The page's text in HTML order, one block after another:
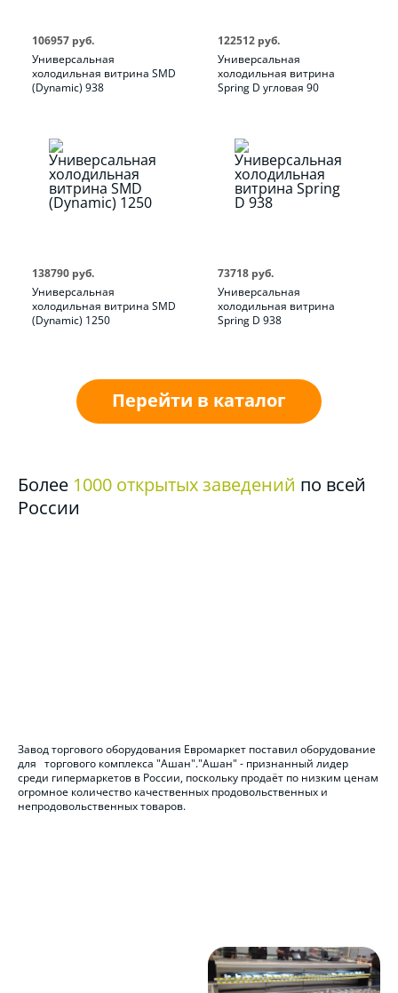
Универсальная
холодильная витрина SMD
(Dynamic) 938
106957 руб.
Универсальная
холодильная витрина
Spring D угловая 90
122512 руб.
Универсальная
холодильная витрина SMD
(Dynamic) 1250
138790 руб.
Универсальная
холодильная витрина
Spring D 938
73718 руб.
Перейти в каталог
Более 1000 открытых заведений по всей
России
Завод торгового оборудования Евромаркет поставил оборудование
для торгового комплекса "Ашан"."Ашан" - признанный лидер
среди гипермаркетов в России, поскольку продаёт по низким ценам
огромное количество качественных продовольственных и
непродовольственных товаров.